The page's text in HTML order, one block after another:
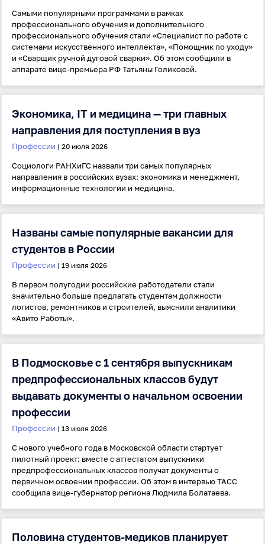
Вход Регистрация
Самыми популярными программами в рамках
профессионального обучения и дополнительного
профессионального обучения стали «Специалист по работе с
системами искусственного интеллекта», «Помощник по уходу»
и «Сварщик ручной дуговой сварки». Об этом сообщили в
аппарате вице-премьера РФ Татьяны Голиковой.
Экономика, IT и медицина — три главных
направления для поступления в вуз
Профессии | 20 июля 2026
Социологи РАНХиГС назвали три самых популярных
направления в российских вузах: экономика и менеджмент,
информационные технологии и медицина.
Названы самые популярные вакансии для
студентов в России
Профессии | 19 июля 2026
В первом полугодии российские работодатели стали
значительно больше предлагать студентам должности
логистов, ремонтников и строителей, выяснили аналитики
«Авито Работы».
В Подмосковье с 1 сентября выпускникам
предпрофессиональных классов будут
выдавать документы о начальном освоении
профессии
Профессии | 13 июля 2026
С нового учебного года в Московской области стартует
пилотный проект: вместе с аттестатом выпускники
предпрофессиональных классов получат документы о
первичном освоении профессии. Об этом в интервью ТАСС
сообщила вице-губернатор региона Людмила Болатаева.
Половина студентов-медиков планирует